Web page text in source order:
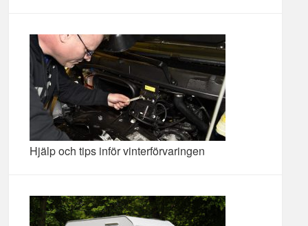
Hjälp och tips inför vinterförvaringen